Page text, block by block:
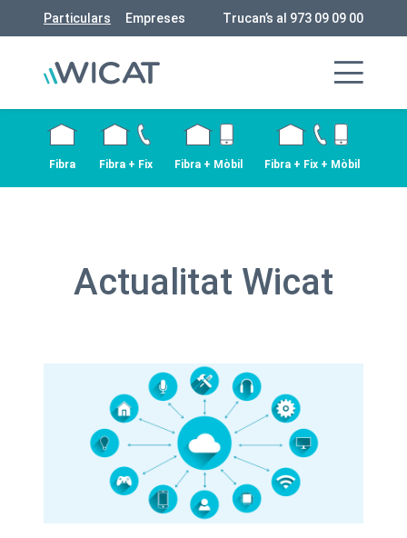
Particulars Empreses Trucan’s al 973 09 09 00
Fibra Fibra + Fix Fibra + Mòbil Fibra + Fix + Mòbil
Actualitat Wicat